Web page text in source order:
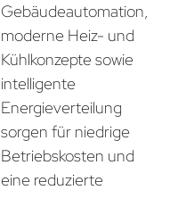
Gebäudeautomation,
moderne Heiz- und
Kühlkonzepte sowie
intelligente
Energieverteilung
sorgen für niedrige
Betriebskosten und
eine reduzierte